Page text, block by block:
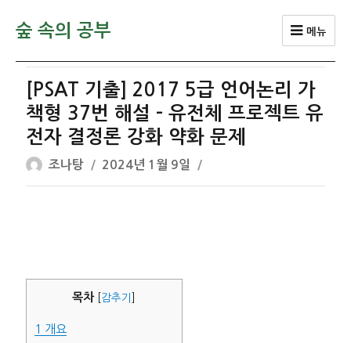
숲 속의 공부 메뉴
[PSAT 기출] 2017 5급 언어논리 가
책형 37번 해설 – 유전체 프로젝트 유
전자 결정론 강화 약화 문제
글
쓴
조나탕
작
성
2024년 1월 9일
목차 감추기
1 개요